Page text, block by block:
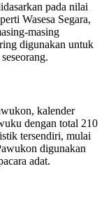
pada nilai
Wasesa Segara,
masing
digunakan untuk
kalender
dengan total 210
tersendiri, mulai
digunakan
adat.